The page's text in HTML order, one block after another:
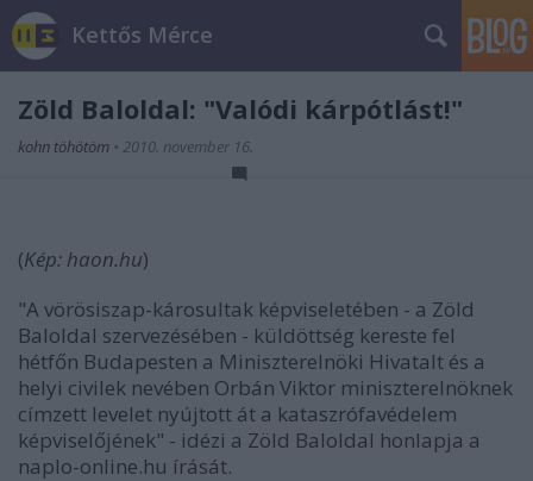
Kettős Mérce
Zöld Baloldal: "Valódi kárpótlást!"
kohn töhötöm • 2010. november 16.
(Kép: haon.hu)
"A vörösiszap-károsultak képviseletében - a Zöld
Baloldal szervezésében - küldöttség kereste fel
hétfőn Budapesten a Miniszterelnöki Hivatalt és a
helyi civilek nevében Orbán Viktor miniszterelnöknek
címzett levelet nyújtott át a kataszrófavédelem
képviselőjének" - idézi a Zöld Baloldal honlapja a
naplo-online.hu írását.